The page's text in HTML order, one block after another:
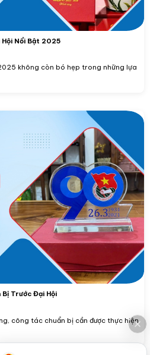
Nổi Bật 2025
không còn bó hẹp trong những lựa
Trước Đại Hội
công tác chuẩn bị cần được thực hiện